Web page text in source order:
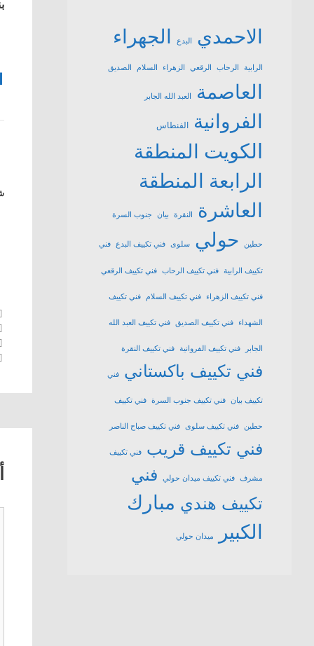
الاحمدي البدع الجهراء
الرابية الرحاب الرقعي الزهراء السلام الصديق
العاصمة العبد الله الجابر
الفروانية الفنطاس
الكويت المنطقة
الرابعة المنطقة
العاشرة
النقرة بيان جنوب السرة
حطين حولي سلوى فني تكييف البدع فني
تكييف الرابية فني تكييف الرحاب فني تكييف الرقعي
فني تكييف الزهراء فني تكييف السلام فني تكييف
الشهداء فني تكييف الصديق فني تكييف العبد الله
الجابر فني تكييف الفروانية فني تكييف النقرة
فني تكييف باكستاني فني
تكييف بيان فني تكييف جنوب السرة فني تكييف
حطين فني تكييف سلوى فني تكييف صباح الناصر
فني تكييف قريب فني تكييف
مشرف فني تكييف ميدان حولي
فني
تكييف هندي مبارك
الكبير
ميدان حولي